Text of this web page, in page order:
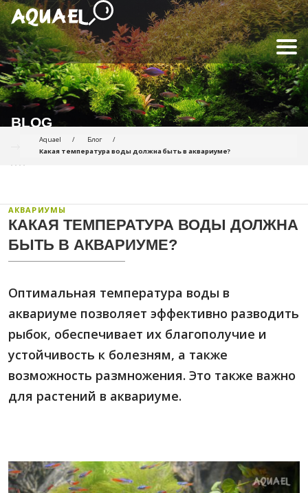
BLOG
Aquael
Блог
Какая температура воды должна быть в аквариуме?
АКВАРИУМЫ
КАКАЯ ТЕМПЕРАТУРА ВОДЫ ДОЛЖНА
БЫТЬ В АКВАРИУМЕ?
Оптимальная температура воды в
аквариуме позволяет эффективно разводить
рыбок, обеспечивает их благополучие и
устойчивость к болезням, а также
возможность размножения. Это также важно
для растений в аквариуме.